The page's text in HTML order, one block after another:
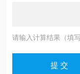
请输入计算结果（填